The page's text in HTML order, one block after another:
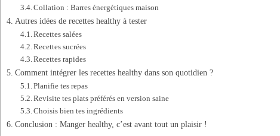
Collation : Barres énergétiques maison
Autres idées de recettes healthy à tester
Recettes salées
Recettes sucrées
Recettes rapides
Comment intégrer les recettes healthy dans son quotidien ?
Planifie tes repas
Revisite tes plats préférés en version saine
Choisis bien tes ingrédients
Conclusion : Manger healthy, c’est avant tout un plaisir !